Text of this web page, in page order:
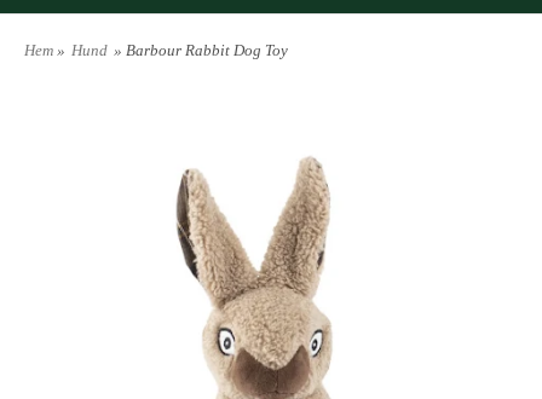
Hem » Hund » Barbour Rabbit Dog Toy